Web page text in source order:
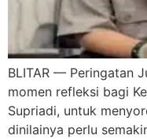
BLITAR — Peringatan
momen refleksi bagi
Supriadi, untuk
dinilainya perlu